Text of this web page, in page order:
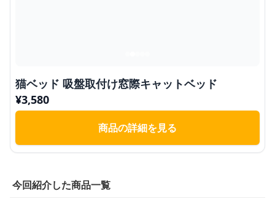
猫ベッド 吸盤取付け窓際キャットベッド
¥3,580
商品の詳細を見る
今回紹介した商品一覧